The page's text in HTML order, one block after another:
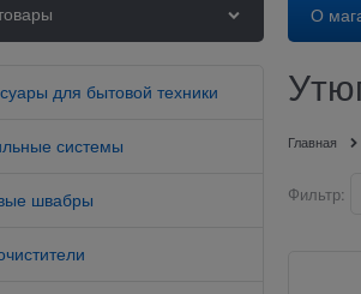
О
для бытовой техники
системы
швабры
Главная
Фильтр: